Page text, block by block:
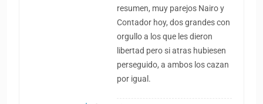
resumen, muy parejos Nairo y
Contador hoy, dos grandes con
orgullo a los que les dieron
libertad pero si atras hubiesen
perseguido, a ambos los cazan
por igual.